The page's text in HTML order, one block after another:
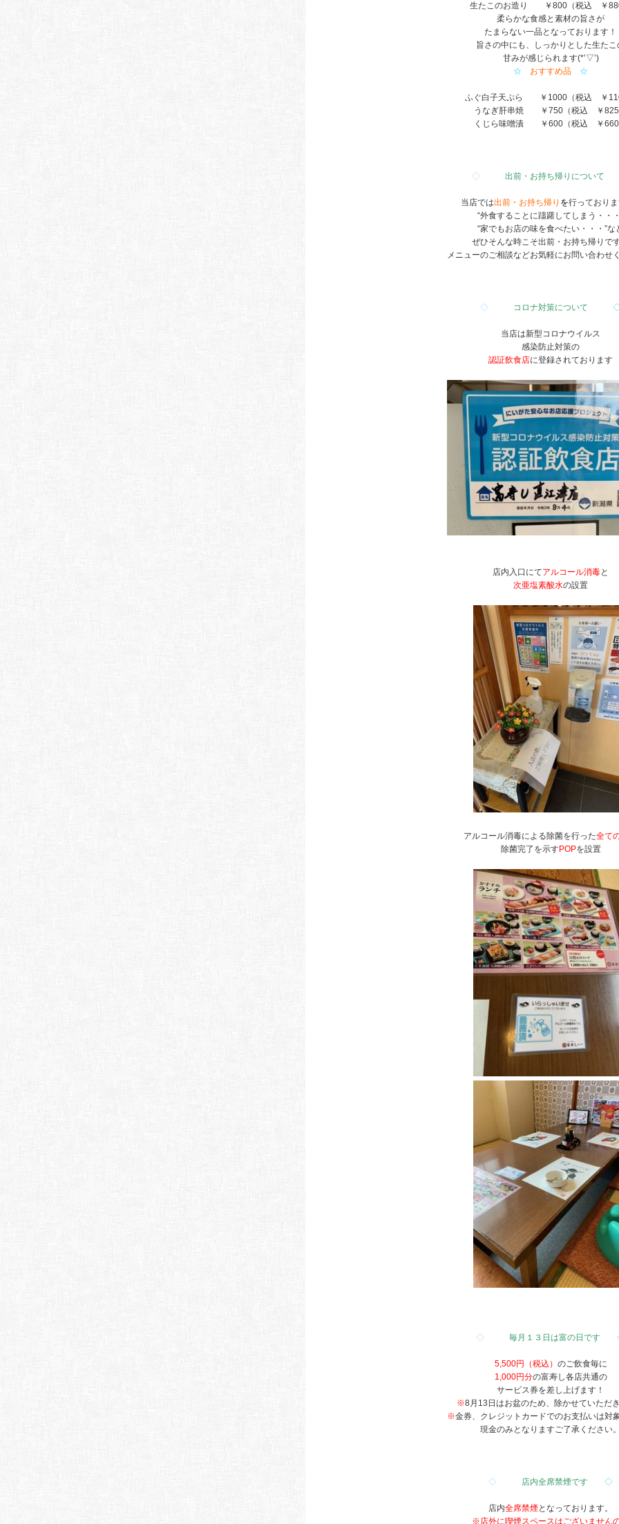
生たこのお造り ￥800（税込 ￥
柔らかな食感と素材の旨さが
たまらない一品となっております！
旨さの中にも、しっかりとした生たこ
甘みが感じられます(*’▽’)
☆
おすすめ品 ☆
ふぐ白子天ぷら ￥1000（税込 ￥
うなぎ肝串焼 ￥750（税込 ￥
くじら味噌漬 ￥600（税込 ￥
◇ 出前・お持ち帰りについて
当店では出前・お持ち帰り を行っており
“外食することに躊躇してしまう・・
“家でもお店の味を食べたい・・・”な
ぜひそんな時こそ出前・お持ち帰りで
メニューのご相談などお気軽にお問い合わせ
◇ コロナ対策について
当店は新型コロナウイルス
感染防止対策の
認証飲食店に登録されております
店内入口にてアルコール消毒と
次亜塩素酸水の設置
アルコール消毒による除菌を行った全て
除菌完了を示すPOPを設置
◇ 毎月１３日は富の日です
5,500円（税込） のご飲食毎に
1,000円分の富寿し各店共通の
サービス券を差し上げます！
※8月13日はお盆のため、除かせていただ
※金券、クレジットカードでのお支払いは対
現金のみとなりますご了承ください
◇ 店内全席禁煙です ◇
店内全席禁煙 となっております。
※店外に喫煙スペースはございません